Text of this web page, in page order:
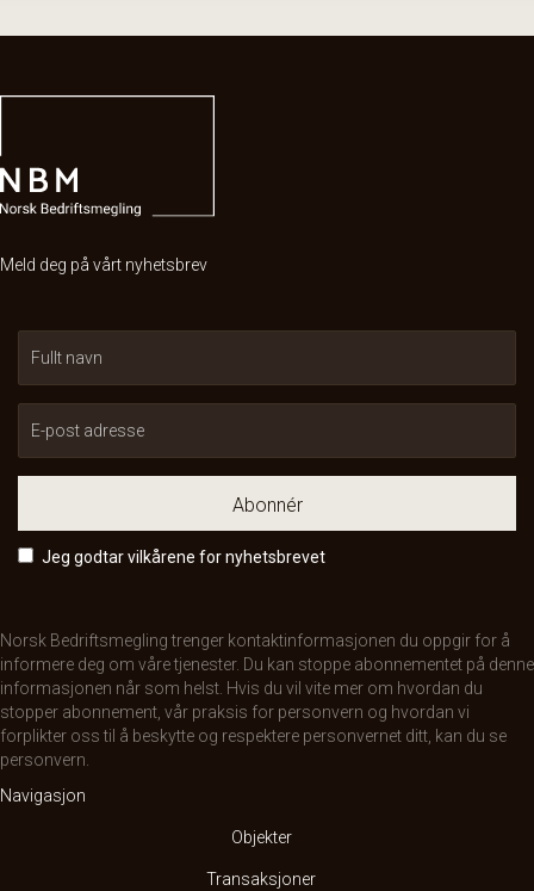
Meld deg på vårt nyhetsbrev
Abonnér
Jeg godtar vilkårene for nyhetsbrevet
Norsk Bedriftsmegling trenger kontaktinformasjonen du oppgir for å
informere deg om våre tjenester. Du kan stoppe abonnementet på denne
informasjonen når som helst. Hvis du vil vite mer om hvordan du
stopper abonnement, vår praksis for personvern og hvordan vi
forplikter oss til å beskytte og respektere personvernet ditt, kan du se
personvern.
Navigasjon
Objekter
Transaksjoner